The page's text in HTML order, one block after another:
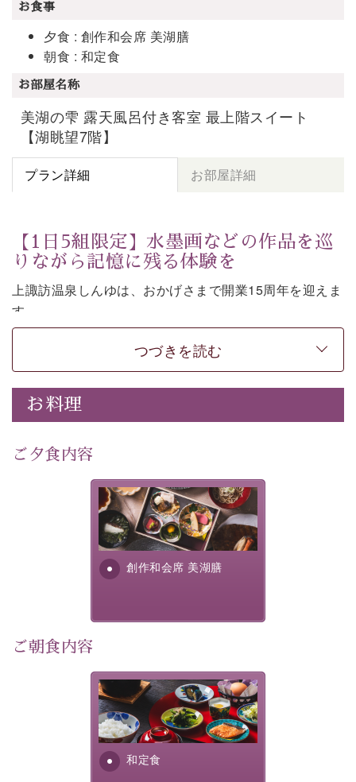
お食事
夕食 : 創作和会席 美湖膳
朝食 : 和定食
お部屋名称
美湖の雫 露天風呂付き客室 最上階スイート
【湖眺望7階】
プラン詳細 お部屋詳細
【1日5組限定】水墨画などの作品を巡
りながら記憶に残る体験を
上諏訪温泉しんゆは、おかげさまで開業15周年を迎えま
す。
皆様へ感謝の気持ちを込めて、1,500円分の館内利用券
など特別な特典がついた記念プランをご用意いたしまし
た。
七色に移ろう「月下の櫻」や水墨画などの意匠をしつら
体験もお楽しみいただけます。
この一年限りの機会に、記憶に残るひとときをお過ごし
-----------【安心への取り組み】----------
個室料亭、貸切風呂のご利用が可能な上、 安心安全にご
----------------------------------------------
・1,500円分館内利用券（1部屋につき1枚）
・水墨画巡りのご参加
・記念写真＆15周年オリジナル【フォトフレームカー
ド】プレゼント（1部屋につき1枚）
つづきを読む
お料理
ご夕食内容
創作和会席 美湖膳
美湖膳とは諏訪の地で特別を
提供する為に料理長・神原 裕
明が考え出した創作和会席で
す。美しい諏訪湖の幸...
ご朝食内容
和定食
さっぱりとした和食膳に使わ
れる食材は、諏訪の名産品を
ふんだんに取り入れ、安心・
安全を心掛けた長野県産...